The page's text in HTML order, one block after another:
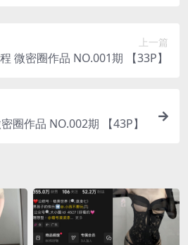
上一篇
抖音博主 彭程程 微密圈作品 NO.001期 【33P】
抖音博主 MiNi苑苑 微密圈作品 NO.002期 【43P】